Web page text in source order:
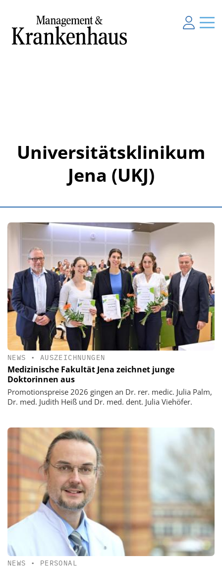
Universitätsklinikum
Jena (UKJ)
NEWS • AUSZEICHNUNGEN
Medizinische Fakultät Jena zeichnet junge
Doktorinnen aus
Promotionspreise 2026 gingen an Dr. rer. medic. Julia Palm,
Dr. med. Judith Heiß und Dr. med. dent. Julia Viehöfer.
NEWS • PERSONAL